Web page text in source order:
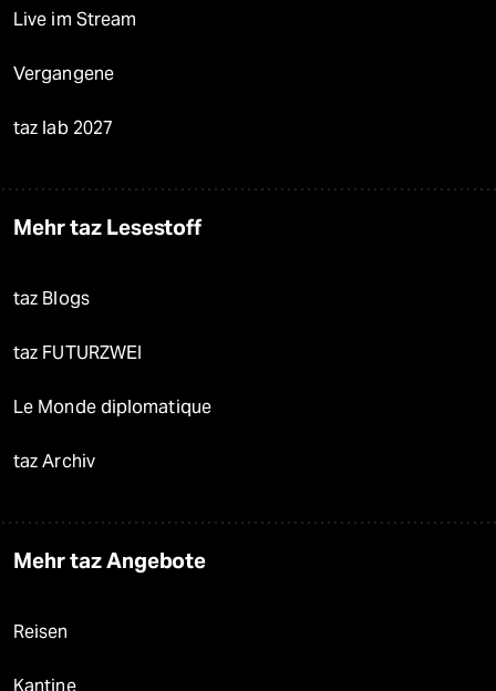
Live im Stream
Vergangene
taz lab 2027
Mehr taz Lesestoff
taz Blogs
taz FUTURZWEI
Le Monde diplomatique
taz Archiv
Mehr taz Angebote
Reisen
Kantine